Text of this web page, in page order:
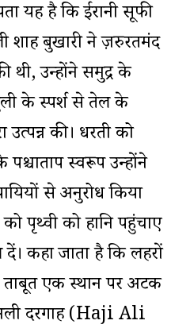
यह है कि ईरानी सूफी
शाह बुखारी ने ज़रुरतमंद
थी, उन्होंने समुद्र के
के स्पर्श से तेल के
उत्पन्न की। धरती को
स्वरूप उन्होंने
से अनुरोध किया
पृथ्वी को हानि पहुंचाए
दें। कहा जाता है कि लहरों
ताबूत एक स्थान पर अटक
दरगाह (Haji Ali